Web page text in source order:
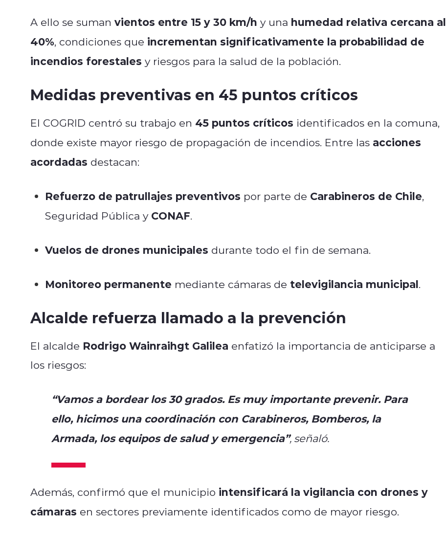
A ello se suman vientos entre 15 y 30 km/h y una humedad relativa cercana al
40%, condiciones que incrementan significativamente la probabilidad de
incendios forestales y riesgos para la salud de la población.
Medidas preventivas en 45 puntos críticos
El COGRID centró su trabajo en 45 puntos críticos identificados en la comuna,
donde existe mayor riesgo de propagación de incendios. Entre las acciones
acordadas destacan:
Refuerzo de patrullajes preventivos por parte de Carabineros de Chile,
Seguridad Pública y CONAF.
Vuelos de drones municipales durante todo el fin de semana.
Monitoreo permanente mediante cámaras de televigilancia municipal.
Alcalde refuerza llamado a la prevención
El alcalde Rodrigo Wainraihgt Galilea enfatizó la importancia de anticiparse a
los riesgos:
“Vamos a bordear los 30 grados. Es muy importante prevenir. Para
ello, hicimos una coordinación con Carabineros, Bomberos, la
Armada, los equipos de salud y emergencia”, señaló.
Además, confirmó que el municipio intensificará la vigilancia con drones y
cámaras en sectores previamente identificados como de mayor riesgo.